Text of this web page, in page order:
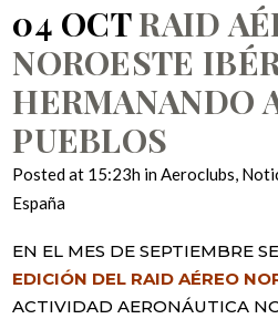
04 OCTRAID
NOROESTE
HERMANANDO
PUEBLOS
Posted at 15:23h inAeroclubs,
España
EN EL MES DE SEPTIEMBRE
EDICIÓN DEL RAID AÉREO
ACTIVIDAD AERONÁUTICA